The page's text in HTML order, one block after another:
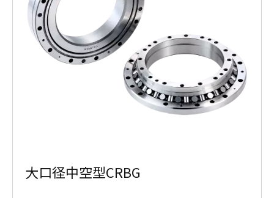
大口径中空型CRBG